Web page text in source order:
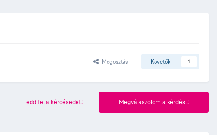
Megosztás Követők 1
Megválaszolom a kérdést!
Tedd fel a kérdésedet!